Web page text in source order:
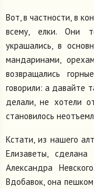
Вот, в частности, в
всему, елки. Они
украшались, в
мандаринами,
возвращались
говорили: а давайте
делали, не хотели
становилось
Кстати, из нашего
Елизаветы, сделана
Александра
Вдобавок, она